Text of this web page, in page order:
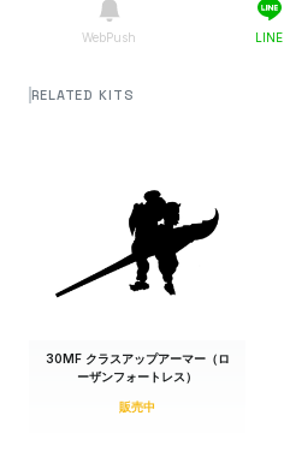
イエローサブマリン
でじたみん
売切れ
売切れ トイザらス
WebPush LINE
RELATED KITS
30MF クラスアップアーマー（ロ
ーザンフォートレス）
販売中